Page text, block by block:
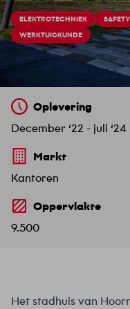
ELEKTROTECHNIEK
WERKTUIGKUNDE
Oplevering
December ‘22 - juli ‘24
Markt
Kantoren
Oppervlakte
9.500
Het stadhuis van